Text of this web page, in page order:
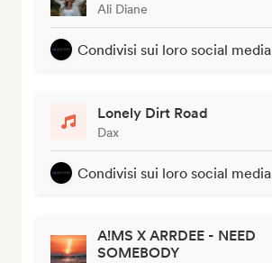
Ali Diane
Condivisi sui loro social media
Lonely Dirt Road
Dax
Condivisi sui loro social media
A!MS X ARRDEE - NEED
SOMEBODY